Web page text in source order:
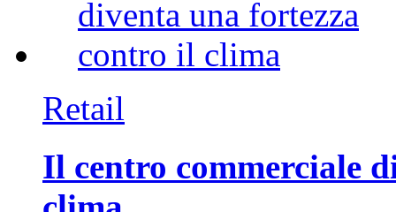
Retail
Il centro commerciale